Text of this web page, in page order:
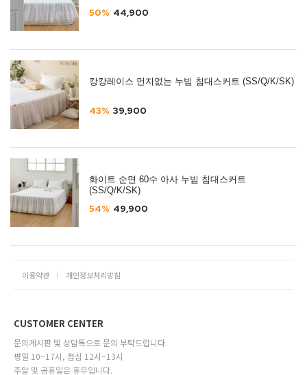
50% 44,900
캉캉레이스 먼지없는 누빔 침대스커트 (SS/Q/K/SK)
43% 39,900
화이트 순면 60수 아사 누빔 침대스커트
(SS/Q/K/SK)
54% 49,900
이용약관 개인정보처리방침
CUSTOMER CENTER
문의게시판 및 상담톡으로 문의 부탁드립니다.
평일 10~17시, 점심 12시~13시
주말 및 공휴일은 휴무입니다.